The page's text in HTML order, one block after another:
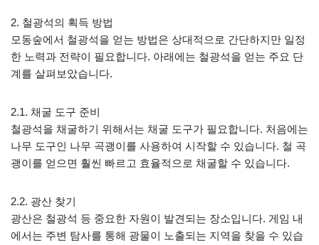
2. 철광석의 획득 방법
모동숲에서 철광석을 얻는 방법은 상대적으로 간단하지만 일정
한 노력과 전략이 필요합니다. 아래에는 철광석을 얻는 주요 단
계를 살펴보았습니다.
2.1. 채굴 도구 준비
철광석을 채굴하기 위해서는 채굴 도구가 필요합니다. 처음에는
나무 도구인 나무 곡괭이를 사용하여 시작할 수 있습니다. 철 곡
괭이를 얻으면 훨씬 빠르고 효율적으로 채굴할 수 있습니다.
2.2. 광산 찾기
광산은 철광석 등 중요한 자원이 발견되는 장소입니다. 게임 내
에서는 주변 탐사를 통해 광물이 노출되는 지역을 찾을 수 있습